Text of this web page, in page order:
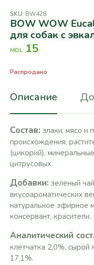
SKU: BW428
BOW WOW
для собак с
MDL 15
Распродано
Описание
Состав: злаки, мясо и
происхождения,
(цикорий),
цитрусовых.
Добавки: зеленый
вкусоароматических
натуральное эфирное
консервант, красители.
Аналитический
клетчатка 2,0%, сырой
17,1%.